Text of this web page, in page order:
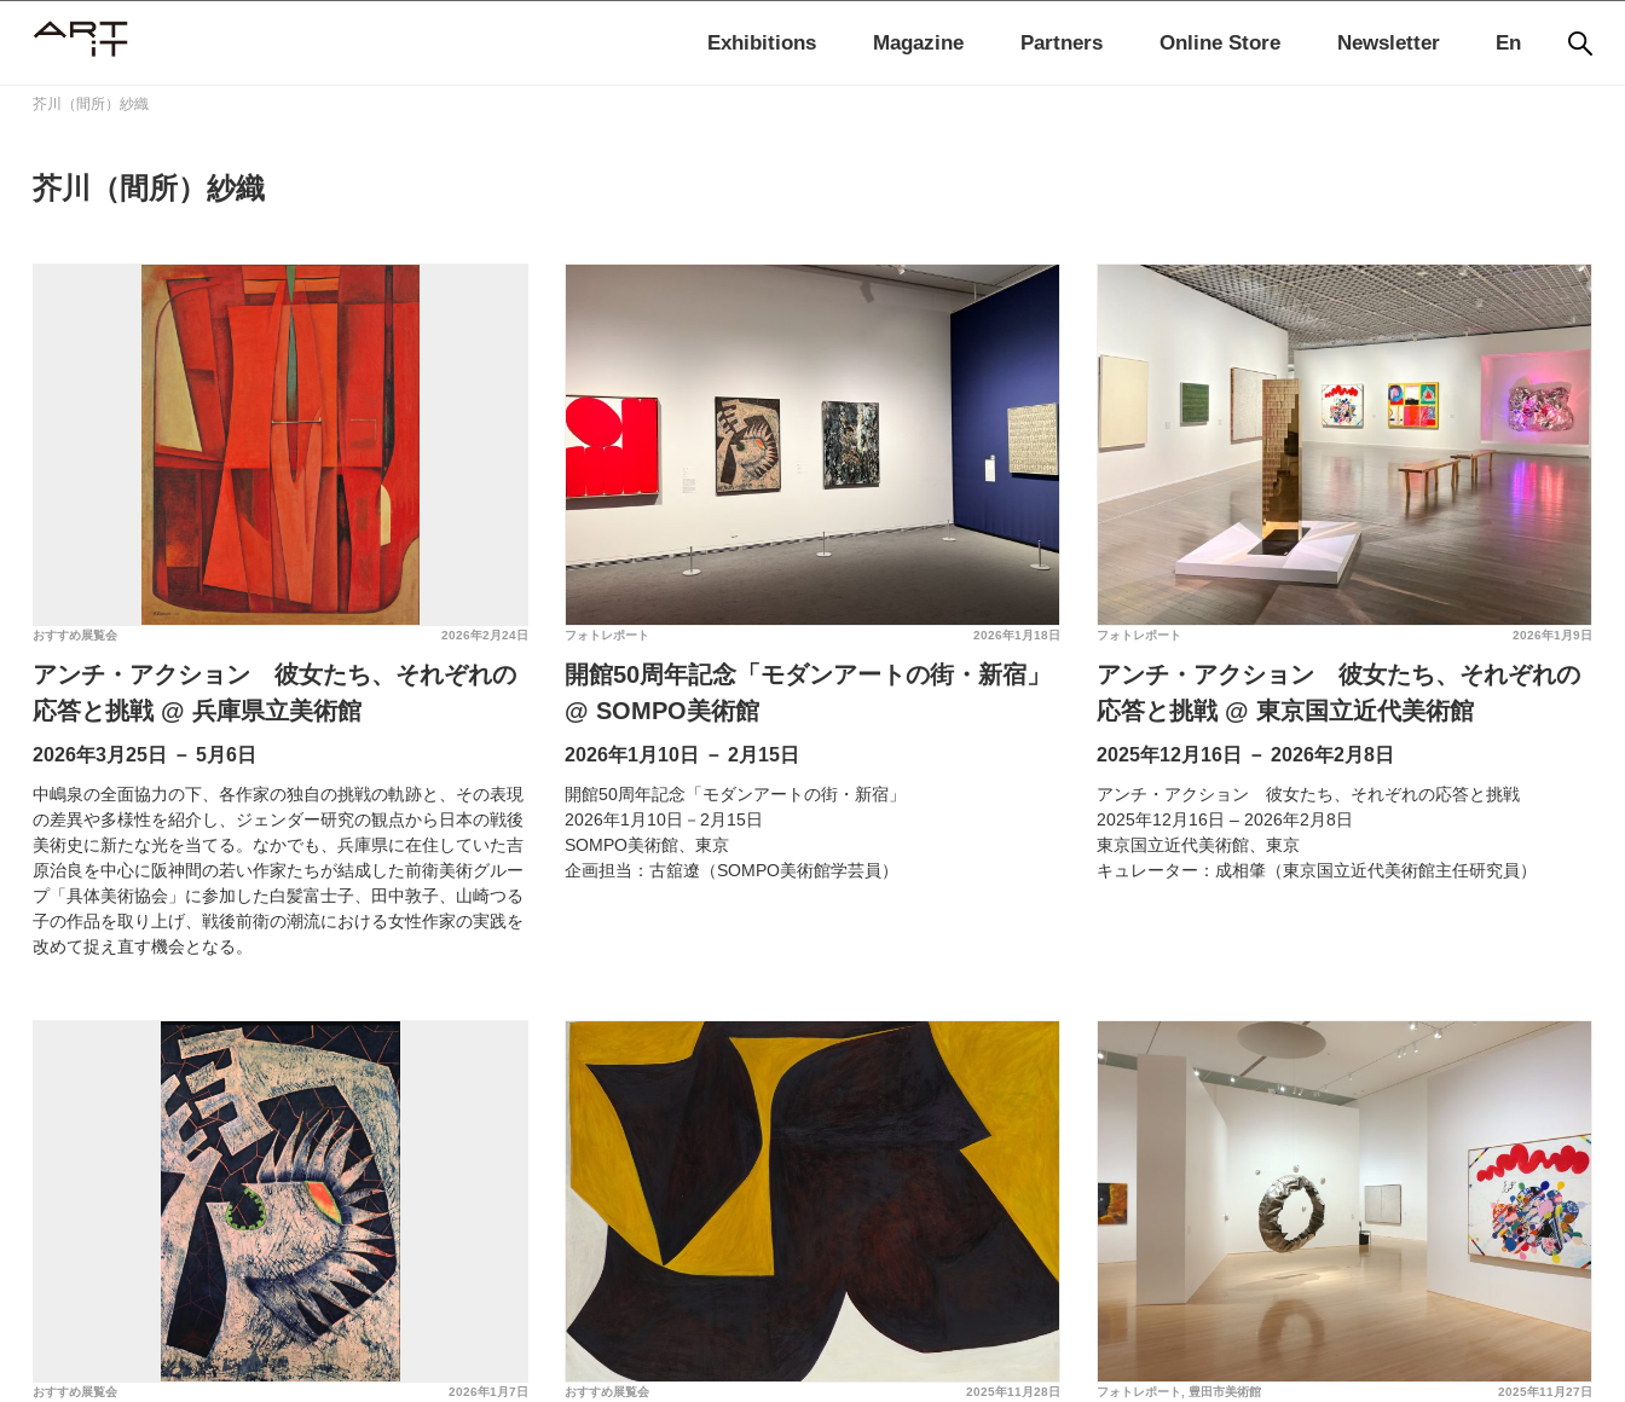
En
Exhibitions Magazine Partners Online Store Newsletter
芥川（間所）紗織
芥川（間所）紗織
2026年2月24日
おすすめ展覧会
アンチ・アクション 彼女たち、それぞれの
応答と挑戦 @ 兵庫県立美術館
2026年3月25日 － 5月6日
中嶋泉の全面協力の下、各作家の独自の挑戦の軌跡と、その表現
の差異や多様性を紹介し、ジェンダー研究の観点から日本の戦後
美術史に新たな光を当てる。なかでも、兵庫県に在住していた吉
原治良を中心に阪神間の若い作家たちが結成した前衛美術グルー
プ「具体美術協会」に参加した白髪富士子、田中敦子、山崎つる
子の作品を取り上げ、戦後前衛の潮流における女性作家の実践を
改めて捉え直す機会となる。
2026年1月18日
フォトレポート
開館50周年記念「モダンアートの街・新宿」
@ SOMPO美術館
2026年1月10日 － 2月15日
開館50周年記念「モダンアートの街・新宿」
2026年1月10日－2月15日
SOMPO美術館、東京
企画担当：古舘遼（SOMPO美術館学芸員）
2026年1月9日
フォトレポート
アンチ・アクション 彼女たち、それぞれの
応答と挑戦 @ 東京国立近代美術館
2025年12月16日 － 2026年2月8日
アンチ・アクション 彼女たち、それぞれの応答と挑戦
2025年12月16日 – 2026年2月8日
東京国立近代美術館、東京
キュレーター：成相肇（東京国立近代美術館主任研究員）
2026年1月7日
おすすめ展覧会 2025年11月28日
おすすめ展覧会 2025年11月27日
フォトレポート 豊田市美術館